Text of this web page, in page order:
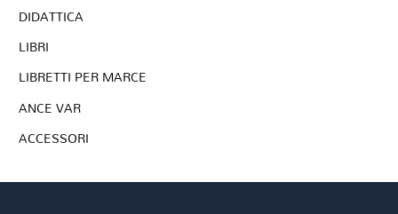
DIDATTICA
LIBRI
LIBRETTI PER MARCE
ANCE VAR
ACCESSORI